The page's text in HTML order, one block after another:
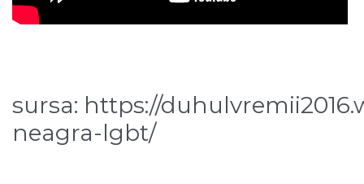
sursa: https://
neagra-lgbt/